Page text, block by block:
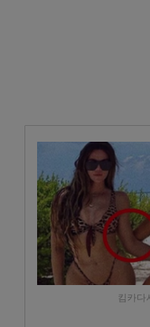
킴카다